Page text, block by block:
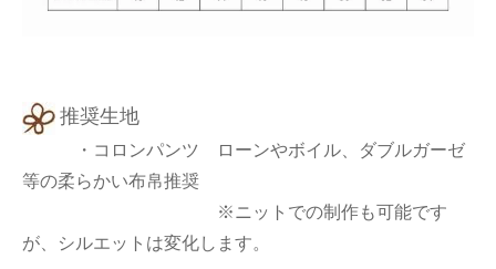
推奨生地
・コロンパンツ ローンやボイル、ダブルガーゼ
等の柔らかい布帛推奨
※ニットでの制作も可能です
が、シルエットは変化します。